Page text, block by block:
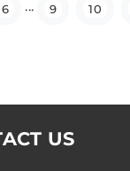
6 ··· 9 10
US